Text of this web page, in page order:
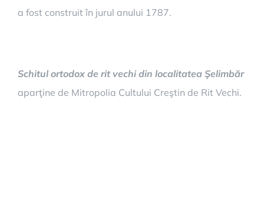
a fost construit în jurul anului 1787.
Schitul ortodox de rit vechi din localitatea Şelimbăr
aparţine de Mitropolia Cultului Creştin de Rit Vechi.